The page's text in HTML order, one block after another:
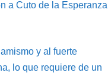
a Cuto de la Esperanza
y al fuerte
lo que requiere de un